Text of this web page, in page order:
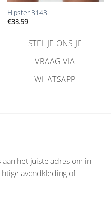
Hipster 3143
€38.59
STEL JE ONS JE
VRAAG VIA
WHATSAPP
het juiste adres om in
avondkleding of